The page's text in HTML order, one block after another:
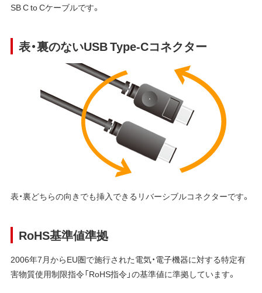
SB C to Cケーブルです。
表・裏のないUSB Type-Cコネクター
表・裏どちらの向きでも挿入できるリバーシブルコネクターです。
RoHS基準値準拠
2006年7月からEU圏で施行された電気・電子機器に対する特定有
害物質使用制限指令「RoHS指令」の基準値に準拠しています。